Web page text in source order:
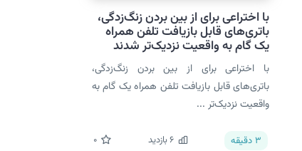
با اختراعی برای از بین بردن زنگ‌زدگی،
باتری‌های قابل بازیافت تلفن همراه
یک گام به واقعیت نزدیک‌تر شدند
با اختراعی برای از بین بردن زنگ‌زدگی،
باتری‌های قابل بازیافت تلفن همراه یک گام به
واقعیت نزدیک‌تر ...
3 دقیقه 6بازدید 0